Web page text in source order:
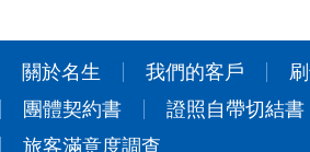
關於名生 我們的客戶
團體契約書
證照自帶切結書
旅客滿意度調查